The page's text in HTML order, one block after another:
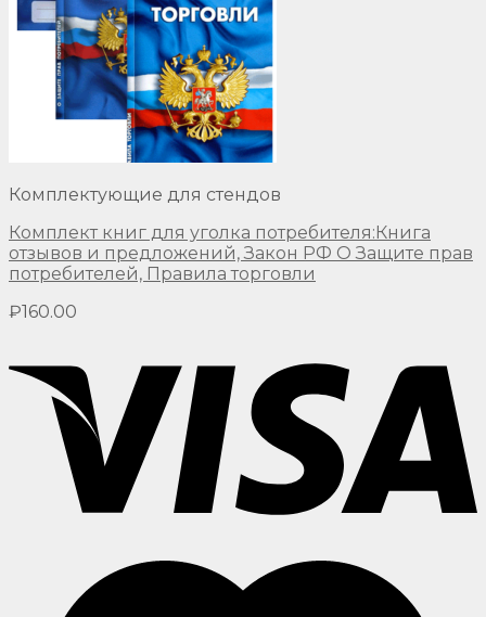
Комплектующие для стендов
Комплект книг для уголка потребителя:Книга
отзывов и предложений, Закон РФ О Защите прав
потребителей, Правила торговли
₽160.00